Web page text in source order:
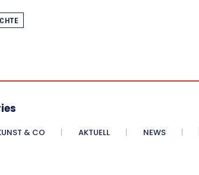
& CO AKTUELL NEWS